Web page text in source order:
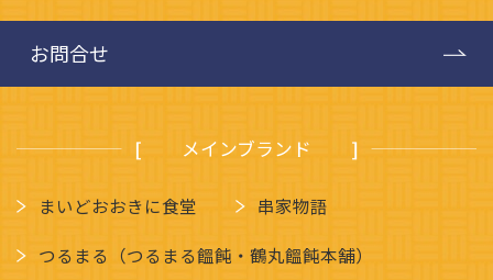
お問合せ
メインブランド
まいどおおきに食堂 串家物語
つるまる（つるまる饂飩・鶴丸饂飩本舗）